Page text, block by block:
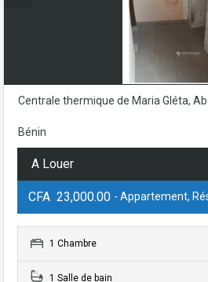
Centrale thermique de Maria Gléta,
Bénin
A Louer
CFA 23,000.00 - Appartement,
1 Chambre
1 Salle de bain